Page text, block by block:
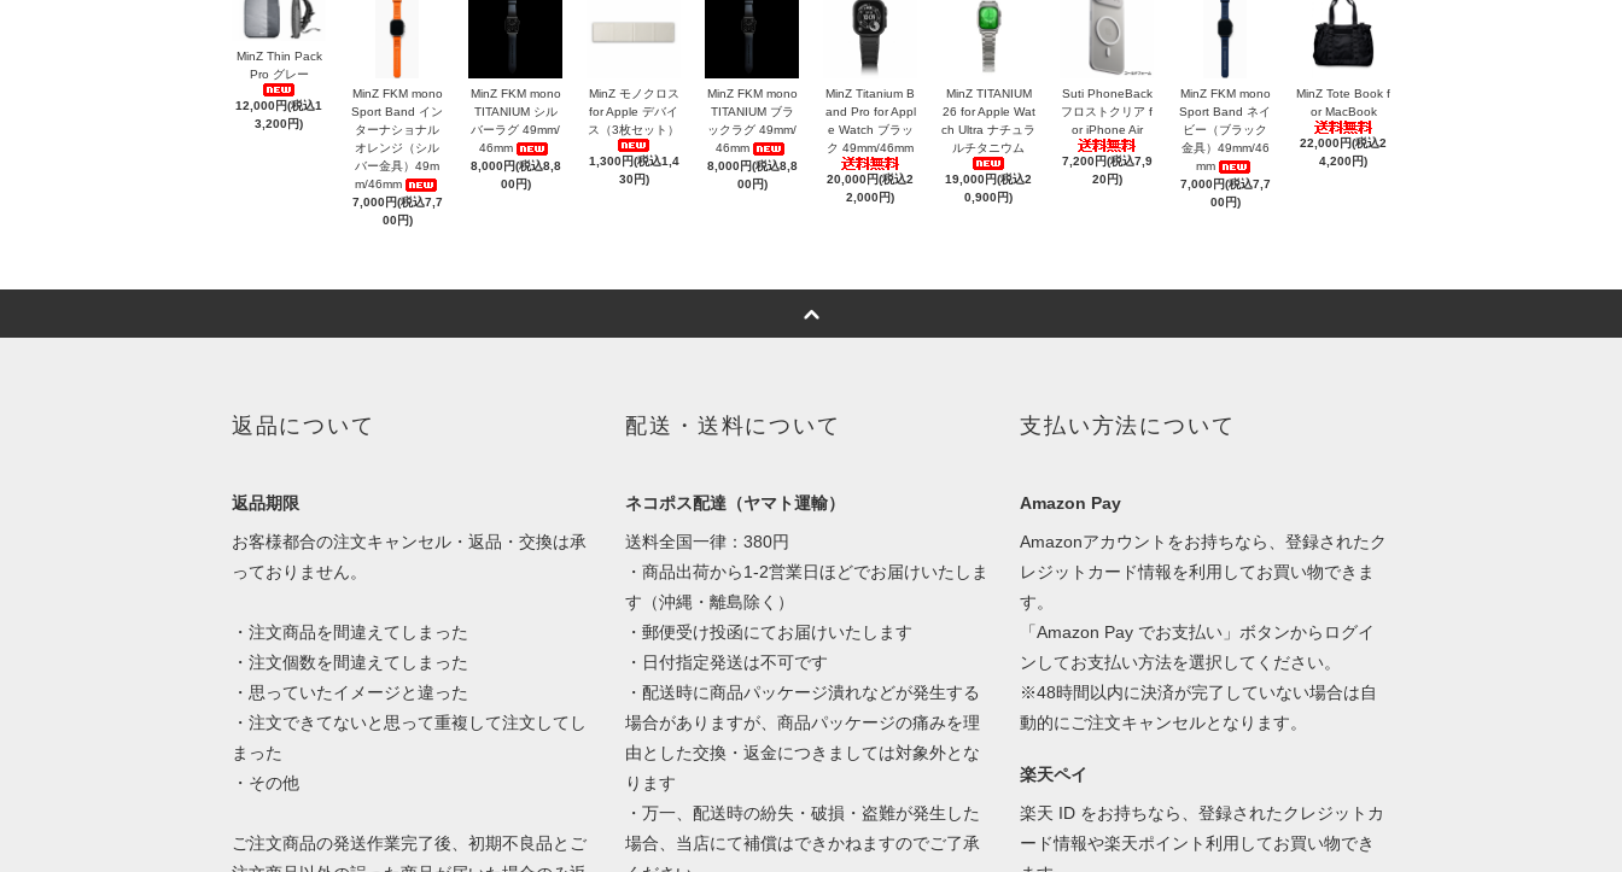
MinZ Thin Pack
Pro グレー
12,000円(税込1
3,200円)
MinZ FKM mono
Sport Band イン
ターナショナル
オレンジ（シル
バー金具）49m
m/46mm
7,000円(税込7,7
00円)
MinZ FKM mono
TITANIUM シル
バーラグ 49mm/
46mm
8,000円(税込8,8
00円)
MinZ モノクロス
for Apple デバイ
ス（3枚セット）
1,300円(税込1,4
30円)
MinZ FKM mono
TITANIUM ブラ
ックラグ 49mm/
46mm
8,000円(税込8,8
00円)
MinZ Titanium B
and Pro for Appl
e Watch ブラッ
ク 49mm/46mm
20,000円(税込2
2,000円)
MinZ TITANIUM
26 for Apple Wat
ch Ultra ナチュラ
ルチタニウム
19,000円(税込2
0,900円)
Suti PhoneBack
フロストクリア f
or iPhone Air
7,200円(税込7,9
20円)
MinZ FKM mono
Sport Band ネイ
ビー（ブラック
金具）49mm/46
mm
7,000円(税込7,7
00円)
MinZ Tote Book f
or MacBook
22,000円(税込2
4,200円)
返品について
返品期限
お客様都合の注文キャンセル・返品・交換は承
っておりません。
・注文商品を間違えてしまった
・注文個数を間違えてしまった
・思っていたイメージと違った
・注文できてないと思って重複して注文してし
まった
・その他
ご注文商品の発送作業完了後、初期不良品とご
配送・送料について
ネコポス配達（ヤマト運輸）
送料全国一律：380円
・商品出荷から1-2営業日ほどでお届けいたしま
す（沖縄・離島除く）
・郵便受け投函にてお届けいたします
・日付指定発送は不可です
・配送時に商品パッケージ潰れなどが発生する
場合がありますが、商品パッケージの痛みを理
由とした交換・返金につきましては対象外とな
ります
・万一、配送時の紛失・破損・盗難が発生した
場合、当店にて補償はできかねますのでご了承
支払い方法について
Amazon Pay
Amazonアカウントをお持ちなら、登録されたク
レジットカード情報を利用してお買い物できま
す。
「Amazon Pay でお支払い」ボタンからログイ
ンしてお支払い方法を選択してください。
※48時間以内に決済が完了していない場合は自
動的にご注文キャンセルとなります。
楽天ペイ
楽天 ID をお持ちなら、登録されたクレジットカ
ード情報や楽天ポイント利用してお買い物でき